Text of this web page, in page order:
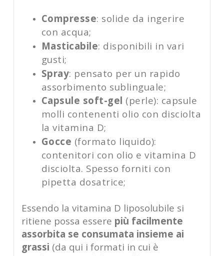
Compresse: solide da ingerire
con acqua;
Masticabile: disponibili in vari
gusti;
Spray: pensato per un rapido
assorbimento sublinguale;
Capsule soft-gel (perle): capsule
molli contenenti olio con disciolta
la vitamina D;
Gocce (formato liquido):
contenitori con olio e vitamina D
disciolta. Spesso forniti con
pipetta dosatrice;
Essendo la vitamina D liposolubile si
ritiene possa essere più facilmente
assorbita se consumata insieme ai
grassi (da qui i formati in cui è